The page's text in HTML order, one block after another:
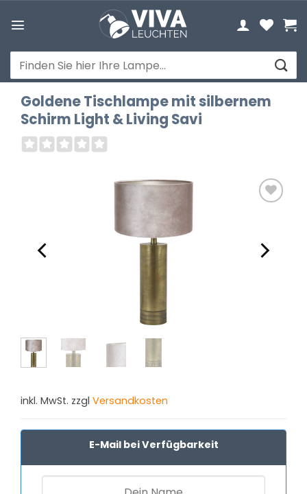
Inhalt
Suchen
nach:
Goldene Tischlampe mit silbernem
Schirm Light & Living Savi
inkl. MwSt. zzgl Versandkosten
E-Mail bei Verfügbarkeit